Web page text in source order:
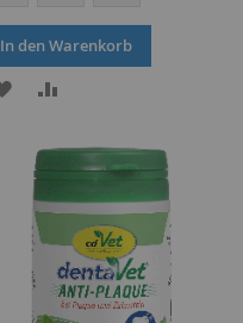
In den Warenkorb
ZUR
HINZUFÜGEN
HINZUFÜGEN